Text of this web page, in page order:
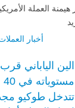
العملة
أخبار
الين الياباني
تتدخل طوكيو